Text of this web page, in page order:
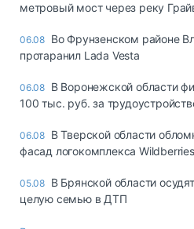
метровый мост через реку
06.08 Во Фрунзенском районе
протаранил Lada Vesta
06.08 В Воронежской области
100 тыс. руб. за
06.08 В Тверской области
фасад логокомплекса Wildberries
05.08 В Брянской области
целую семью в ДТП